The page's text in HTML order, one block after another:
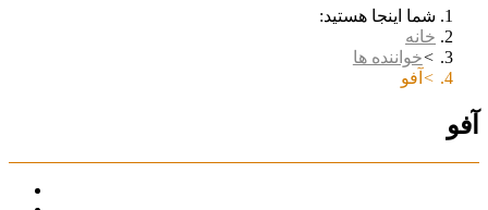
شما اینجا هستید:
خانه
خواننده ها
آفو
آفو